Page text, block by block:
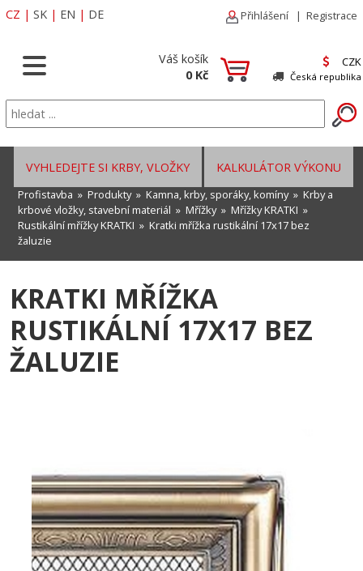
CZ | SK | EN | DE Přihlášení | Registrace
Váš košík
0 Kč
CZK
Česká republika
KALKULÁTOR VÝKONU
VYHLEDEJTE SI KRBY, VLOŽKY
Profistavba » Produkty» Kamna, krby, sporáky, komíny» Krby a
krbové vložky, stavební materiál » Mřížky» Mřížky KRATKI »
Rustikální mřížky KRATKI » Kratki mřížka rustikální 17x17 bez
žaluzie
KRATKI MŘÍŽKA
RUSTIKÁLNÍ 17X17 BEZ
ŽALUZIE